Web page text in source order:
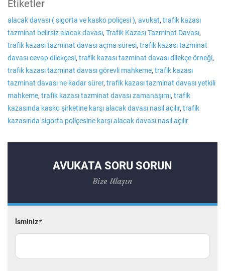
Etiketler
alacak davası ( sigorta ve kasko poliçesi ), avukat, trafik kazası
tazminat belirsiz alacak davası, Trafik Kazası Tazminat Davası,
trafik kazası tazminat davası açma süresi, trafik kazası tazminat
davası cevap dilekçesi, trafik kazası tazminat davası dilekçe örneği,
trafik kazası tazminat davası görevli mahkeme, trafik kazası
tazminat davası ne kadar sürer, trafik kazası tazminat davası yetkili
mahkeme, trafik kazası tazminat davası zamanaşımı, trafik
kazasında kasko şirketine karşı alacak davası nasıl açılır, trafik
kazasında sigorta poliçesine karşı alacak davası nasıl açılır
AVUKATA SORU SORUN
Bize Ulaşın
İsminiz*